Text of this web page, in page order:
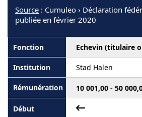
Source : Cumuleo › Déclaration
publiée en février 2020
Echevin (titulaire
Stad Halen
10 001,00 - 50